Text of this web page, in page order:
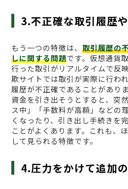
3.不正確な取引履歴
もう一つの特徴は、 取引履歴の
しに関する問題です。仮想通貨
行った取引がリアルタイムで反
欺サイトでは取引が実際に行わ
履歴が不正確であることがあり
資金を引き出そうとすると、突
ス中」「手数料が高額」などの
くなったり、引き出し手続きを
ことがよくあります。これも、
して見られる特徴です。
4.圧力をかけて追加